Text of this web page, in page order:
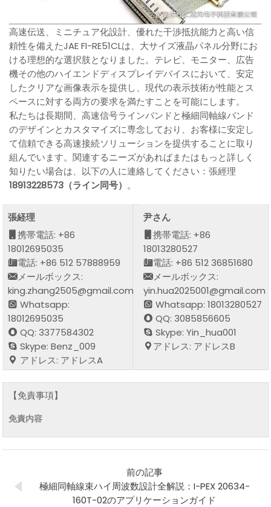
高速伝送、ミニチュア化設計、優れた干渉抵抗能力と高い信
頼性を備えたJAE FI-RE51CLは、大サイズ液晶パネル分野にお
ける理想的な選択肢となりました。テレビ、モニター、広告
機その他のハイエンドディスプレイデバイスにおいて、安定
したクリアな画像表示を提供し、現代の表示技術が性能とス
ペースに対する両方の要求を満たすことを可能にします。
私たちは長期間、高速信号ラインバンドと極細同軸線バンド
のデザインとカスタマイズに専念しており、お客様に安定し
て信頼できる高速接続ソリューションを提供することに取り
組んでいます。関連するニーズがあればまたはもっと詳しく
知りたい場合は、以下の人に連絡してください：張經理
18913228573（ライン同号） 。
張経理
携帯電話: +86
18012695035
電話: +86 512 57888959
メールボックス:
king.zhang2505@gmail.com
Whatsapp:
18012695035
QQ: 3377584302
Skype: Benz_009
アドレス: アドレスA
尹さん
携帯電話: +86
18013280527
電話: +86 512 36851680
メールボックス:
yin.hua2025001@gmail.com
Whatsapp: 18013280527
QQ: 3085856605
Skype: Yin_hua001
アドレス: アドレスB
【免責事項】
免責内容
前の記事
極細同軸線束ハイ周波数設計全解説：I-PEX 20634-
160T-02のアプリケーションガイド